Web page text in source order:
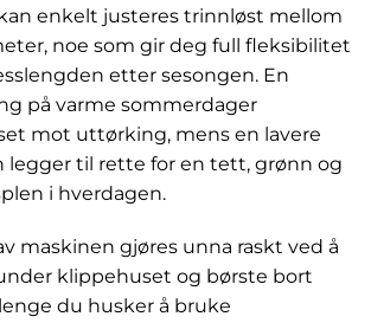
enkelt justeres trinnløst mellom
noe som gir deg full fleksibilitet
etter sesongen. En
på varme sommerdager
mot uttørking, mens en lavere
legger til rette for en tett, grønn og
i hverdagen.
maskinen gjøres unna raskt ved å
klippehuset og børste bort
du husker å bruke